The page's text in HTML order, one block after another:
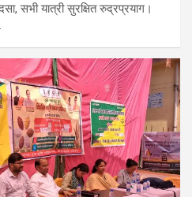
सभी यात्री सुरक्षित रुद्रप्रयाग।